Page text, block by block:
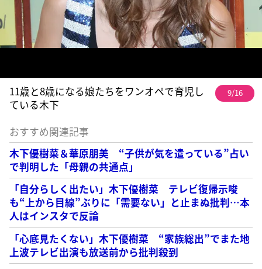
11歳と8歳になる娘たちをワンオペで育児し
ている木下
9/16
おすすめ関連記事
木下優樹菜＆華原朋美 “子供が気を遣っている”占い
で判明した「母親の共通点」
「自分らしく出たい」木下優樹菜 テレビ復帰示唆
も“上から目線”ぶりに「需要ない」と止まぬ批判…本
人はインスタで反論
「心底見たくない」木下優樹菜 “家族総出”でまた地
上波テレビ出演も放送前から批判殺到